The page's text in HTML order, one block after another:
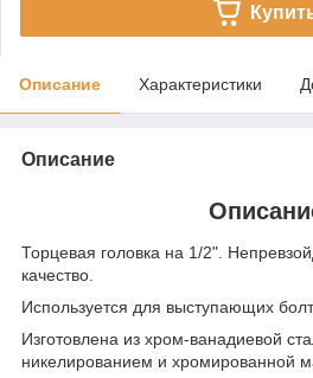
Описание Характеристики
Описание
Торцевая головка на 1/2".
качество.
Используется для выступающих
Изготовлена из хром-ванадиевой
никелированием и хромированной